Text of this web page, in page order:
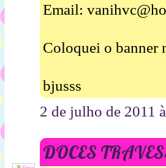
Email:
Coloquei o banner
bjusss
2 de julho de 2011
DOCES